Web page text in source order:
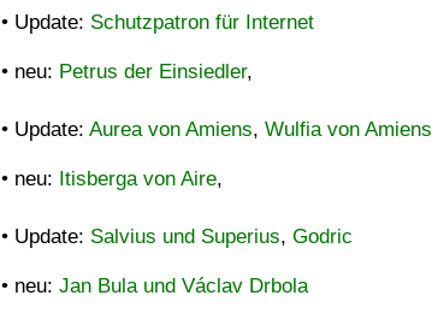
• Update: Schutzpatron für Internet
• neu: Petrus der Einsiedler,
• Update: Aurea von Amiens, Wulfia von Amiens
• neu: Itisberga von Aire,
• Update: Salvius und Superius, Godric
• neu: Jan Bula und Václav Drbola